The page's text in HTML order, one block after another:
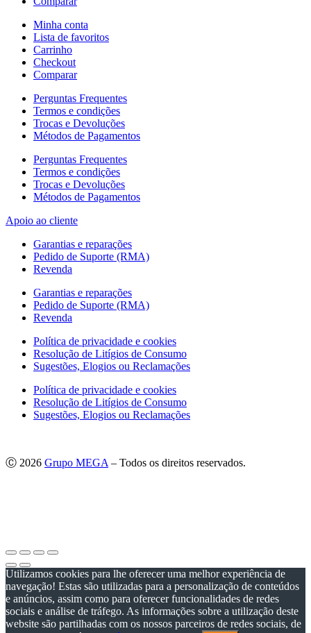
Minha conta
Lista de favoritos
Carrinho
Checkout
Comparar
Perguntas Frequentes
Termos e condições
Trocas e Devoluções
Métodos de Pagamentos
Perguntas Frequentes
Termos e condições
Trocas e Devoluções
Métodos de Pagamentos
Apoio ao cliente
Garantias e reparações
Pedido de Suporte (RMA)
Revenda
Garantias e reparações
Pedido de Suporte (RMA)
Revenda
Política de privacidade e cookies
Resolução de Litígios de Consumo
Sugestões, Elogios ou Reclamações
Política de privacidade e cookies
Resolução de Litígios de Consumo
Sugestões, Elogios ou Reclamações
Ⓒ 2026 Grupo MEGA – Todos os direitos reservados.
Utilizamos cookies para lhe oferecer uma melhor experiência de
navegação! Estas são utilizadas para a personalização de conteúdos
e anúncios, assim como para oferecer funcionalidades de redes
sociais e análise de tráfego. As informações sobre a utilização deste
website são partilhadas com os nossos parceiros de redes sociais, de